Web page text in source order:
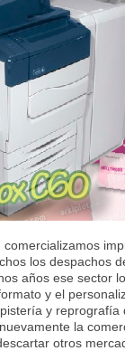
los despachos
años ese sector
y el
y
la
otros